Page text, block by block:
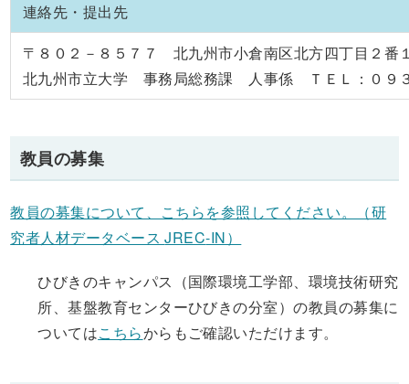
連絡先・提出先
〒８０２－８５７７ 北九州市小倉南区北方四丁目２番
北九州市立大学 事務局総務課 人事係 ＴＥＬ：０９
教員の募集
教員の募集について、こちらを参照してください。（研
究者人材データベースJREC-IN）
ひびきのキャンパス（国際環境工学部、環境技術研究
所、基盤教育センターひびきの分室）の教員の募集に
ついてはこちらからもご確認いただけます。